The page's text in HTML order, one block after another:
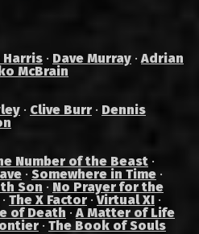
Harris · Dave Murray ·Adrian
McBrain
· Clive Burr · Dennis
Number of the Beast ·
· Somewhere in Time ·
Son · No Prayer for the
· The X Factor ·Virtual XI ·
of Death ·A Matter of Life
· The Book of Souls